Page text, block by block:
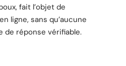
fait l’objet de
ligne, sans qu’aucune
de réponse vérifiable.